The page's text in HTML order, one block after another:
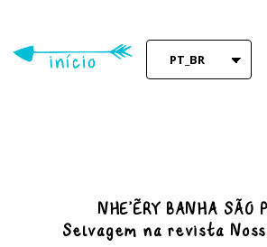
main
content
PT_BR
NHE’ËRY BANHA SÃO
Selvagem na revista